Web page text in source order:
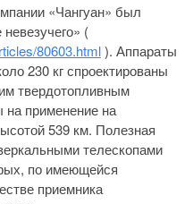
«Чангуан» был
(
80603.html). Аппараты
230 кг спроектированы
твердотопливным
на применение на
539 км. Полезная
телескопами
по имеющейся
приемника